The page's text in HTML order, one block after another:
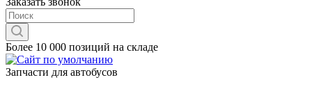
Более 10 000 позиций на складе
Запчасти для автобусов